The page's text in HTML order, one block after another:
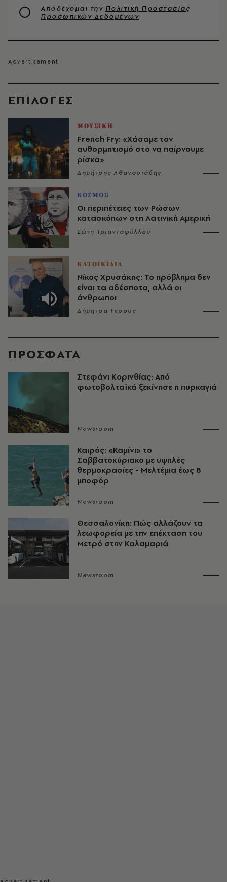
EΠΙΛΟΓΈΣ
ΜΟΥΣΙΚΗ
French Fry: «Χάσαμε τον
αυθορμητισμό στο να παίρνουμε
ρίσκα»
Δημήτρης Αθανασιάδης
ΚΟΣΜΟΣ
Οι περιπέτειες των Ρώσων
κατασκόπων στη Λατινική Αμερική
Σώτη Τριανταφύλλου
ΚΑΤΟΙΚΙΔΙΑ
Νίκος Χρυσάκης: Το πρόβλημα δεν
είναι τα αδέσποτα, αλλά οι
άνθρωποι
Δήμητρα Γκρους
Αποδέχομαι την Πολιτική Προστασίας
Προσωπικών Δεδομένων
ΠΡΟΣΦΑΤΑ
Στεφάνι Κορινθίας: Από
φωτοβολταϊκά ξεκίνησε η πυρκαγιά
Newsroom
Καιρός: «Καμίνι» το
Σαββατοκύριακο με υψηλές
θερμοκρασίες - Mελτέμια έως 8
μποφόρ
Newsroom
Θεσσαλονίκη: Πώς αλλάζουν τα
λεωφορεία με την επέκταση του
Μετρό στην Καλαμαριά
Newsroom